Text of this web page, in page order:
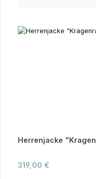
Herrenjacke
Regulärer Preis:
319,00 €